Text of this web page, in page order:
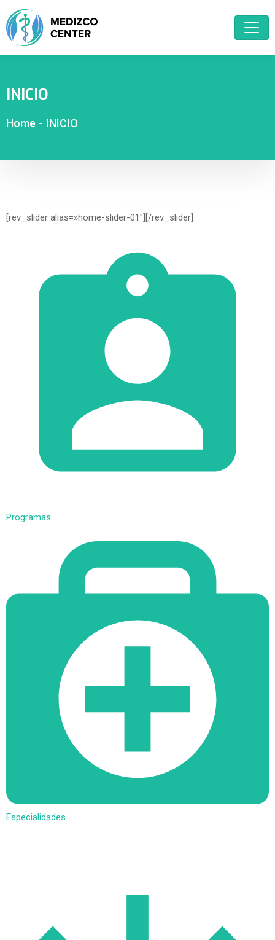
INICIO
Home - INICIO
[rev_slider alias=»home-slider-01″][/rev_slider]
Programas
Especialidades